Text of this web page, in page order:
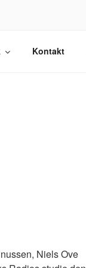
Kontakt
Niels Ove